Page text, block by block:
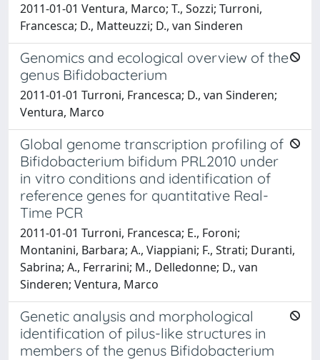
2011-01-01 Ventura, Marco; T., Sozzi; Turroni,
Francesca; D., Matteuzzi; D., van Sinderen
Genomics and ecological overview of the
genus Bifidobacterium
2011-01-01 Turroni, Francesca; D., van Sinderen;
Ventura, Marco
Global genome transcription profiling of
Bifidobacterium bifidum PRL2010 under
in vitro conditions and identification of
reference genes for quantitative Real-
Time PCR
2011-01-01 Turroni, Francesca; E., Foroni;
Montanini, Barbara; A., Viappiani; F., Strati; Duranti,
Sabrina; A., Ferrarini; M., Delledonne; D., van
Sinderen; Ventura, Marco
Genetic analysis and morphological
identification of pilus-like structures in
members of the genus Bifidobacterium